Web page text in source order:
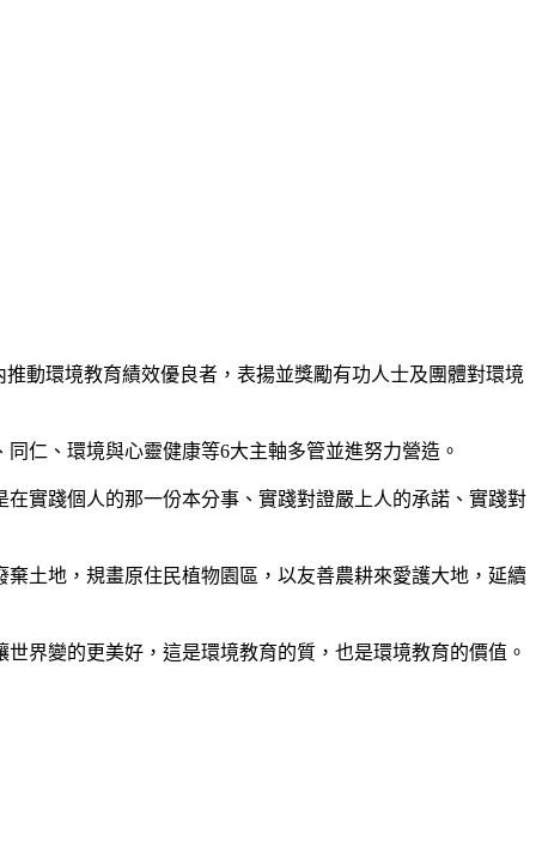
動環境教育績效優良者，表揚並獎勵有功人士及團體對環境
仁、環境與心靈健康等6大主軸多管並進努力營造。
實踐個人的那一份本分事、實踐對證嚴上人的承諾、實踐對
土地，規畫原住民植物園區，以友善農耕來愛護大地，延續
界變的更美好，這是環境教育的質，也是環境教育的價值。